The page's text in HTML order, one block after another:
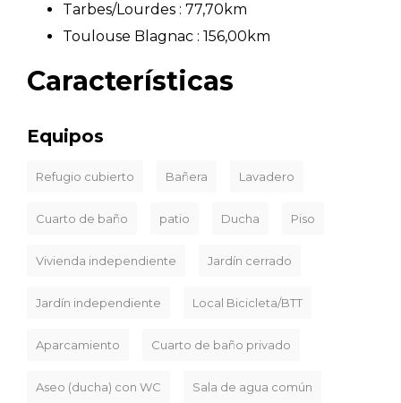
Tarbes/Lourdes : 77,70km
Toulouse Blagnac : 156,00km
Características
Equipos
Refugio cubierto Bañera Lavadero
Cuarto de baño patio Ducha Piso
Vivienda independiente Jardín cerrado
Jardín independiente Local Bicicleta/BTT
Aparcamiento Cuarto de baño privado
Aseo (ducha) con WC Sala de agua común